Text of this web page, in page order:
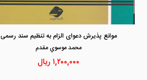
موانع پذیرش دعوای الزام به تنظیم سند رسمی
محمد موسوي مقدم
۱,۲۰۰,۰۰۰ ریال